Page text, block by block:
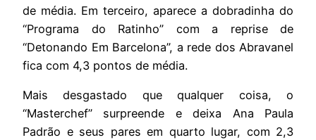
de média. Em terceiro, aparece a dobradinha do
“Programa do Ratinho” com a reprise de
“Detonando Em Barcelona”, a rede dos Abravanel
fica com 4,3 pontos de média.
Mais desgastado que qualquer coisa, o
“Masterchef” surpreende e deixa Ana Paula
Padrão e seus pares em quarto lugar, com 2,3